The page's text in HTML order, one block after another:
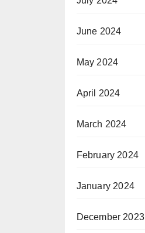
June 2024
May 2024
April 2024
March 2024
February 2024
January 2024
December 2023